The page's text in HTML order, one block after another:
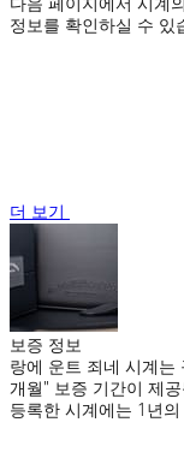
정보를 확인하실 수 있
더 보기
보증 정보
랑에 운트 죄네 시계는
개월" 보증 기간이 제
등록한 시계에는 1년